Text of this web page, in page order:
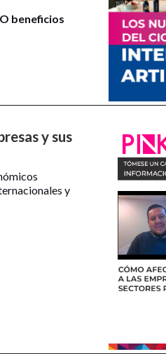
beneficios
y sus
y